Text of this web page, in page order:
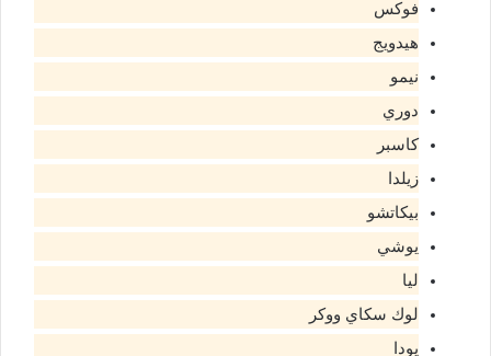
فوكس
هيدويج
نيمو
دوري
كاسبر
زيلدا
بيكاتشو
يوشي
ليا
لوك سكاي ووكر
يودا